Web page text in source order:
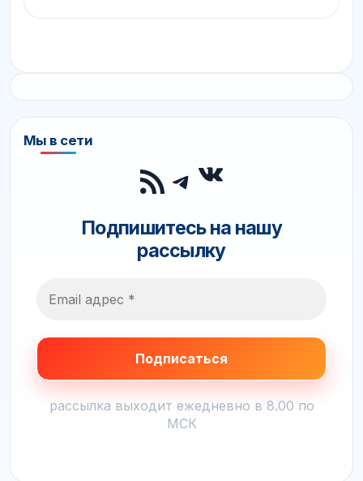
Мы в сети
RSS-лента
Telegram
ВКонтакте
Подпишитесь на нашу
рассылку
рассылка выходит ежедневно в 8.00 по
МСК